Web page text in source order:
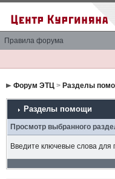
Правила форума
Форум ЭТЦ> Разделы
Разделы помощи
Просмотр выбранного
Введите ключевые слова для